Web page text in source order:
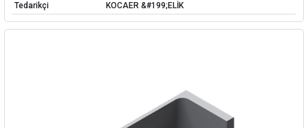
Tedarikçi
KOCAER &#199;ELİK